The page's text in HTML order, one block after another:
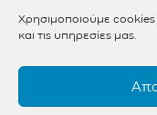
Χρησιμοποιούμε cookies
και τις υπηρεσίες μας.